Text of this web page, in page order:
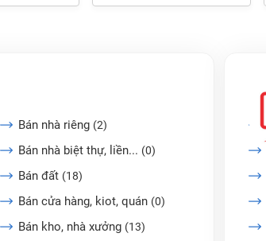
Bán nhà riêng (2)
Bán nhà biệt thự, liền... (0)
Bán đất (18)
Bán cửa hàng, kiot, quán (0)
Bán kho, nhà xưởng (13)